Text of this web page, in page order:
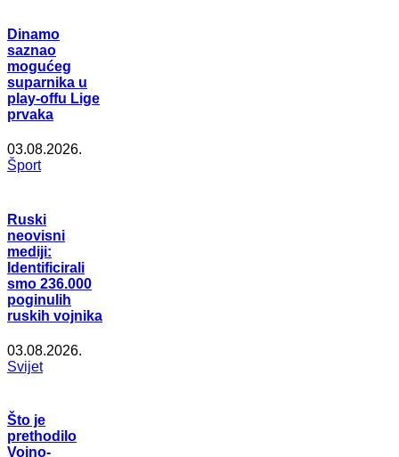
Dinamo
saznao
mogućeg
suparnika u
play-offu Lige
prvaka
03.08.2026.
Šport
Ruski
neovisni
mediji:
Identificirali
smo 236.000
poginulih
ruskih vojnika
03.08.2026.
Svijet
Što je
prethodilo
Vojno-